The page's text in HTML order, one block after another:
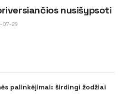
nusišypsoti
07-29
palinkėjimai: širdingi žodžiai